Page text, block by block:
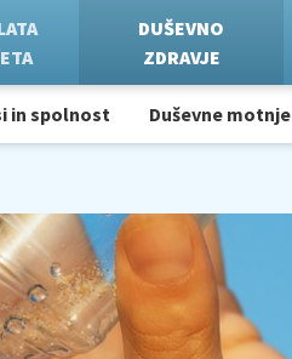
DUŠEVNO
ZDRAVJE
in spolnost Duševne motnje